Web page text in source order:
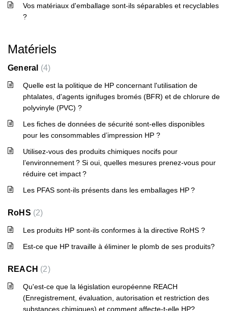
Vos matériaux d'emballage sont-ils séparables et recyclables
?
Matériels
General 4
Quelle est la politique de HP concernant l'utilisation de
phtalates, d'agents ignifuges bromés (BFR) et de chlorure de
polyvinyle (PVC) ?
Les fiches de données de sécurité sont-elles disponibles
pour les consommables d’impression HP ?
Utilisez-vous des produits chimiques nocifs pour
l’environnement ? Si oui, quelles mesures prenez-vous pour
réduire cet impact ?
Les PFAS sont-ils présents dans les emballages HP ?
RoHS 2
Les produits HP sont-ils conformes à la directive RoHS ?
Est-ce que HP travaille à éliminer le plomb de ses produits?
REACH 2
Qu'est-ce que la législation européenne REACH
(Enregistrement, évaluation, autorisation et restriction des
substances chimiques) et comment affecte-t-elle HP?